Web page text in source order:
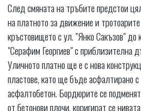
След смяната на тръбите предстои
на платното за движение и
кръстовището с ул. "Янко Сакъзов" до
"Серафим Георгиев" с
Уличното платно ще е с нова
пластове, като ще бъде асфалтирано
асфалтобетон. Бордюрите се
от бетонови плочи, коригират се